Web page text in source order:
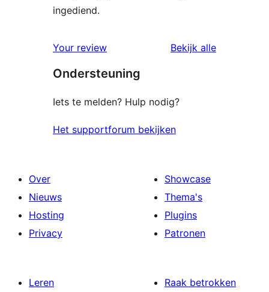
ingediend.
Your review Bekijk alle
Ondersteuning
Iets te melden? Hulp nodig?
Het supportforum bekijken
Over
Nieuws
Hosting
Privacy
Showcase
Thema's
Plugins
Patronen
Leren
Raak betrokken